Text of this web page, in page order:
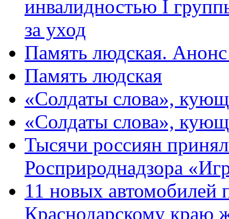
инвалидностью I
за уход
Память людская.
Память людская
«Солдаты слова»,
«Солдаты слова»,
Тысячи россиян
Росприроднадзора
11 новых автомобилей
Краснодарскому краю